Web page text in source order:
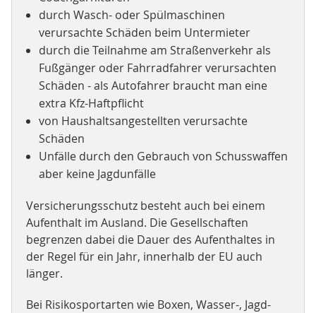
durch Wasch- oder Spülmaschinen
verursachte Schäden beim Untermieter
durch die Teilnahme am Straßenverkehr als
Fußgänger oder Fahrradfahrer verursachten
Schäden - als Autofahrer braucht man eine
extra Kfz-Haftpflicht
von Haushaltsangestellten verursachte
Schäden
Unfälle durch den Gebrauch von Schusswaffen
aber keine Jagdunfälle
Versicherungsschutz besteht auch bei einem
Aufenthalt im Ausland. Die Gesellschaften
begrenzen dabei die Dauer des Aufenthaltes in
der Regel für ein Jahr, innerhalb der EU auch
länger.
Bei Risikosportarten wie Boxen, Wasser-, Jagd-